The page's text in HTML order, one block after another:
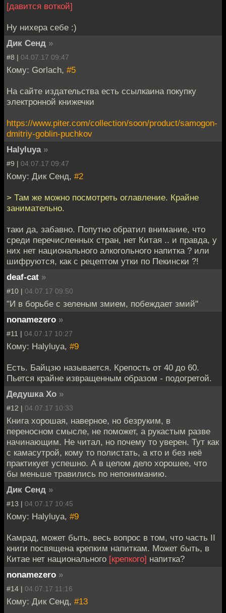
[давится воткой]
Ну нихера себе :)
Дик Сенд »
#8 | 04.07.17 09:47
Кому: Gorlach, #5
На сайте издательства есть ссылкаина покупку
электронной книжечки
https://www.piter.com/collection/soon/product/samogon-
dmitriy-goblin-puchkov
Halyluya »
#9 | 04.07.17 09:47
Кому: Дик Сенд, #2
> Там же можно посмотреть оглавление. Крайне
занимательно.
таки да, забавно. Попутно обратил внимание, что
среди перечисленных стран, нет Китая .. и правда, у
них нет национального алкогольного напитка ? или
шифруются, как с рецептом утки по Пекински ?!
deaf-cat »
#10 | 04.07.17 09:50
"И в борьбе с зеленым змием, побеждает змий"
nonamezero »
#11 | 04.07.17 10:27
Кому: Halyluya, #9
Есть. Байцзю называется. Крепость от 40 до 60.
Пьется крайне извращенным образом - подогретой.
Дедушка Хо »
#12 | 04.07.17 10:33
Книга хорошая, наверное, но безруким, в
переносном смысле, не поможет, а рукастым разве
начинающим. Не читал, но почему то уверен. Тут как
с камасутрой, кому то полистать, а кто и без неё
практикует успешно. А в целом дело хорошее, что
бы меньше травились по непониманию.
Дик Сенд »
#13 | 04.07.17 10:45
Кому: Halyluya, #9
Камрад, может быть, весь вопрос в том, что часть II
книги посвящена крепким напиткам. Может быть, в
Китае нет национального [крепкого] напитка?
nonamezero »
#14 | 04.07.17 11:16
Кому: Дик Сенд, #13